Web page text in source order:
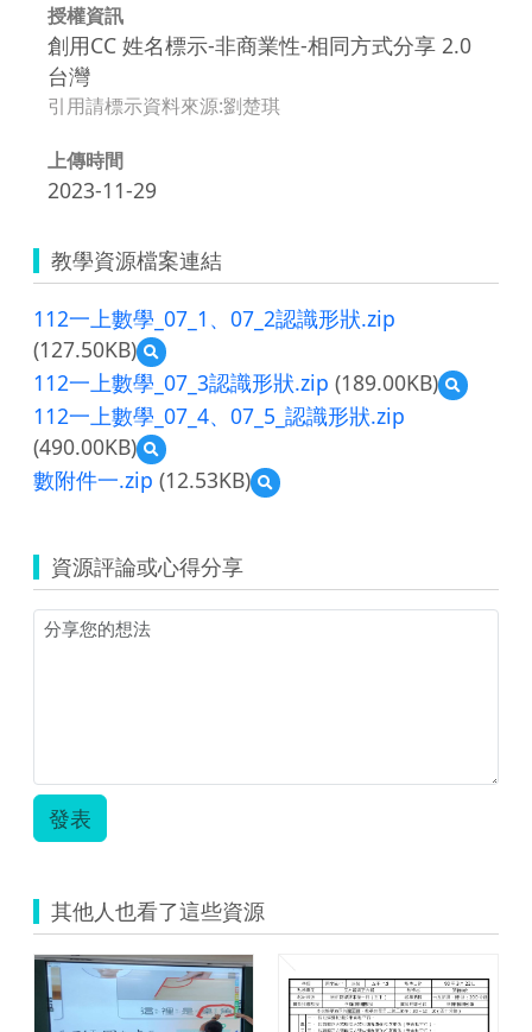
授權資訊
創用CC 姓名標示-非商業性-相同方式分享 2.0
台灣
引用請標示資料來源:劉楚琪
上傳時間
2023-11-29
教學資源檔案連結
112一上數學_07_1、07_2認識形狀.zip
(127.50KB)
預
覽
112
一
上
數
學
認
識
112一上數學_07_3認識形狀.zip (189.00KB)
預
覽
識
形
112一上數學_07_4、07_5_認識形狀.zip
(490.00KB)
預
覽
112
數
學
_07_4、
數附件一.zip (12.53KB)
預
覽
一.zip
資源評論或心得分享
發表
其他人也看了這些資源